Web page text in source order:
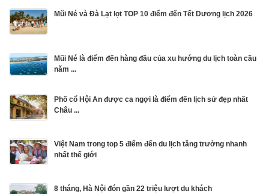
Mũi Né và Đà Lạt lọt TOP 10 điểm đến Tết Dương lịch 2026
Mũi Né là điểm đến hàng đầu của xu hướng du lịch toàn cầu
năm ...
Phố cổ Hội An được ca ngợi là điểm đến lịch sử đẹp nhất
Châu ...
Việt Nam trong top 5 điểm đến du lịch tăng trưởng nhanh
nhất thế giới
8 tháng, Hà Nội đón gần 22 triệu lượt du khách